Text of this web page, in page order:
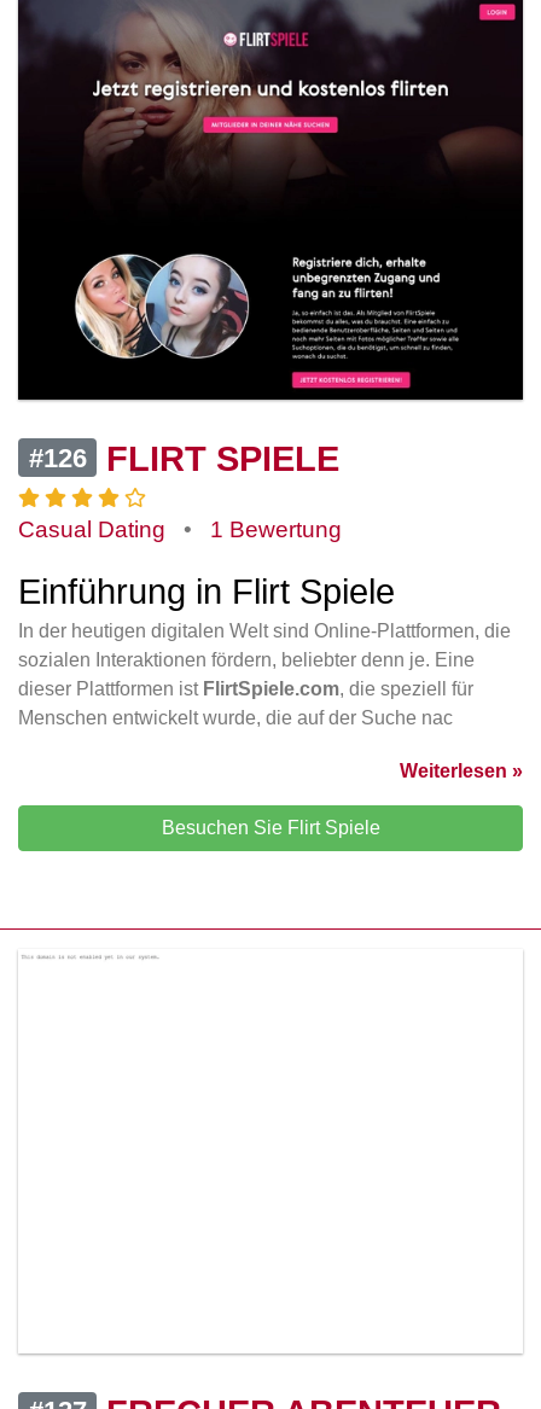
#126 FLIRT SPIELE
Casual Dating • 1 Bewertung
Einführung in Flirt Spiele
In der heutigen digitalen Welt sind Online-Plattformen, die
sozialen Interaktionen fördern, beliebter denn je. Eine
dieser Plattformen ist FlirtSpiele.com, die speziell für
Menschen entwickelt wurde, die auf der Suche nac
Weiterlesen »
Besuchen Sie Flirt Spiele